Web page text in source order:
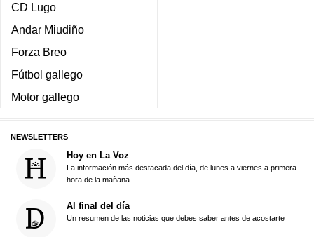
CD Lugo
Andar Miudiño
Forza Breo
Fútbol gallego
Motor gallego
NEWSLETTERS
Hoy en La Voz
La información más destacada del día, de lunes a viernes a primera
hora de la mañana
Al final del día
Un resumen de las noticias que debes saber antes de acostarte